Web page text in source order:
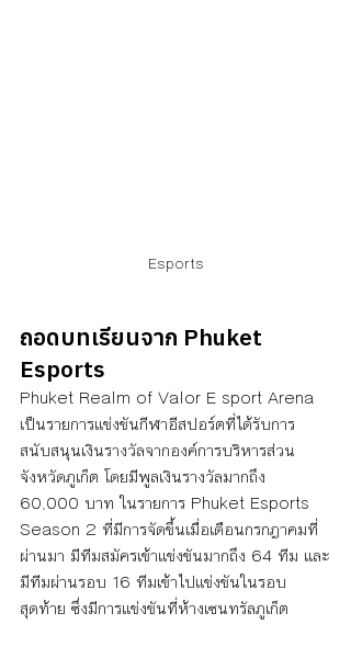
Esports
ถอดบทเรียนจาก Phuket
Esports
Phuket Realm of Valor E sport Arena
เป็นรายการแข่งขันกีฬาอีสปอร์ตที่ได้รับการ
สนับสนุนเงินรางวัลจากองค์การบริหารส่วน
จังหวัดภูเก็ต โดยมีพูลเงินรางวัลมากถึง
60,000 บาท ในรายการ Phuket Esports
Season 2 ที่มีการจัดขึ้นเมื่อเดือนกรกฎาคมที่
ผ่านมา มีทีมสมัครเข้าแข่งขันมากถึง 64 ทีม และ
มีทีมผ่านรอบ 16 ทีมเข้าไปแข่งขันในรอบ
สุดท้าย ซึ่งมีการแข่งขันที่ห้างเซนทรัลภูเก็ต